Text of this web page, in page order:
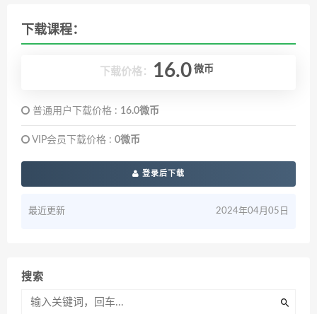
下载课程：
下载价格： 16.0 微币
普通用户下载价格 : 16.0微币
VIP会员下载价格 : 0微币
登录后下载
最近更新 2024年04月05日
搜索